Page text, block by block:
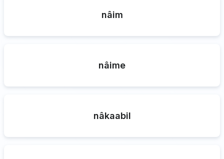
nâim
nâime
nâkaabil